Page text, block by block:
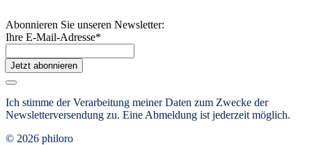
Abonnieren Sie unseren Newsletter:
Ihre E-Mail-Adresse*
Jetzt abonnieren
Ich stimme der Verarbeitung meiner Daten zum Zwecke der
Newsletterversendung zu. Eine Abmeldung ist jederzeit möglich.
© 2026 philoro